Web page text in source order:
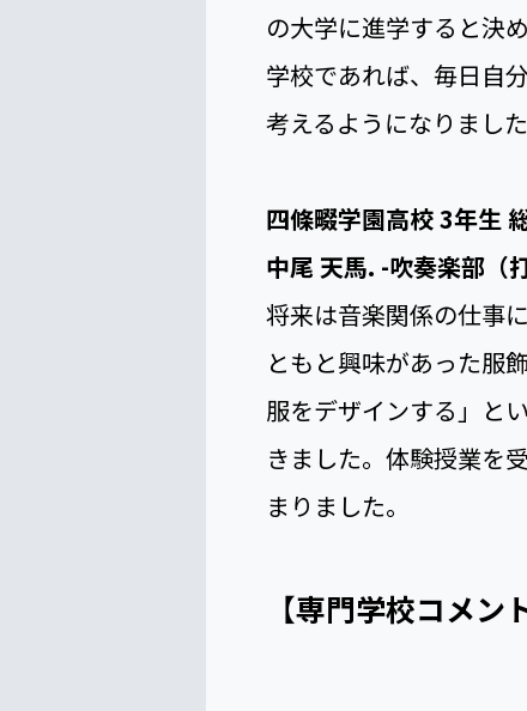
上田 穂香 -水泳部-
ヘアメイクの専門学校
りました。どちらも先
の大学に進学すると決
学校であれば、毎日自
考えるようになりまし
中尾 天馬. -吹奏楽部（